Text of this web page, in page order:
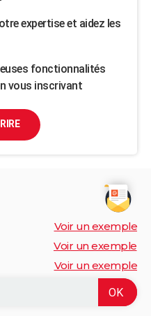
expertise et aidez les
fonctionnalités
vous inscrivant
Voir un exemple
Voir un exemple
Voir un exemple